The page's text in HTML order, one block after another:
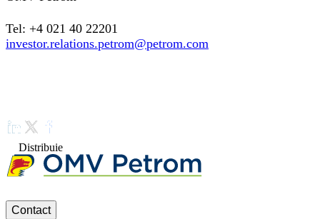
Tel: +4 021 40 22201
investor.relations.petrom@petrom.com
Distribuie
Contact